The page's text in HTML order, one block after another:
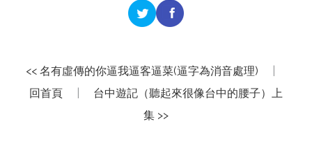
<< 名有虛傳的你逼我逼客逼菜(逼字為消音處理)
回首頁
台中遊記（聽起來很像台中的腰子）上
集 >>